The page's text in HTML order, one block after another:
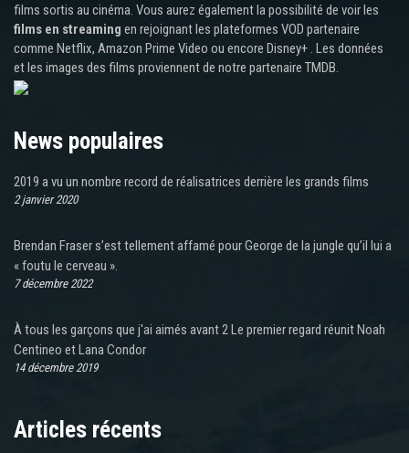
films sortis au cinéma. Vous aurez également la possibilité de voir les
films en streaming en rejoignant les plateformes VOD partenaire
comme Netflix, Amazon Prime Video ou encore Disney+ . Les données
et les images des films proviennent de notre partenaire TMDB.
News populaires
2019 a vu un nombre record de réalisatrices derrière les grands films
2 janvier 2020
Brendan Fraser s’est tellement affamé pour George de la jungle qu’il lui a
« foutu le cerveau ».
7 décembre 2022
À tous les garçons que j'ai aimés avant 2 Le premier regard réunit Noah
Centineo et Lana Condor
14 décembre 2019
Articles récents